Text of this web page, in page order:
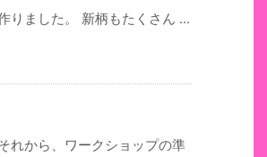
りました。 新柄もたくさん ...
れから、ワークショップの準